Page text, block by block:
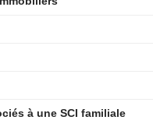
à une SCI familiale